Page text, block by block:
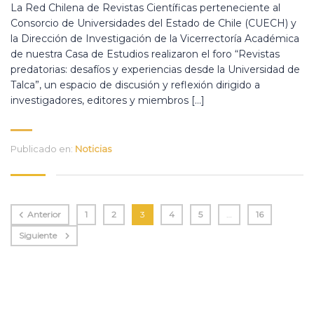
La Red Chilena de Revistas Científicas perteneciente al
Consorcio de Universidades del Estado de Chile (CUECH) y
la Dirección de Investigación de la Vicerrectoría Académica
de nuestra Casa de Estudios realizaron el foro “Revistas
predatorias: desafíos y experiencias desde la Universidad de
Talca”, un espacio de discusión y reflexión dirigido a
investigadores, editores y miembros […]
Publicado en: Noticias
Anterior 1 2 3 4 5
16
Siguiente